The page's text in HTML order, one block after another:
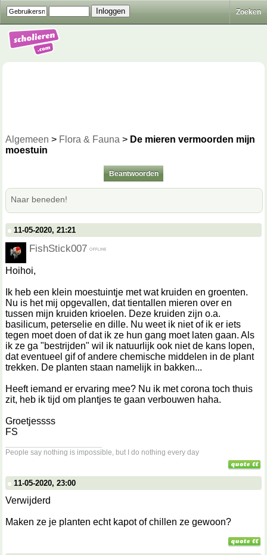
Zoeken
Algemeen > Flora & Fauna > De mieren vermoorden mijn
moestuin
Beantwoorden
Naar beneden!
11-05-2020, 21:21
FishStick007
Hoihoi,
Ik heb een klein moestuintje met wat kruiden en groenten.
Nu is het mij opgevallen, dat tientallen mieren over en
tussen mijn kruiden krioelen. Deze kruiden zijn o.a.
basilicum, peterselie en dille. Nu weet ik niet of ik er iets
tegen moet doen of dat ik ze hun gang moet laten gaan. Als
ik ze ga "bestrijden" wil ik natuurlijk ook niet de kans lopen,
dat eventueel gif of andere chemische middelen in de plant
trekken. De planten staan namelijk in bakken...
Heeft iemand er ervaring mee? Nu ik met corona toch thuis
zit, heb ik tijd om plantjes te gaan verbouwen haha.
Groetjessss
FS
People say nothing is impossible, but I do nothing every day
11-05-2020, 23:00
Verwijderd
Maken ze je planten echt kapot of chillen ze gewoon?